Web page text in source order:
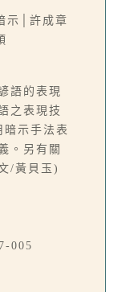
示│許成章
語的表現
之表現技
示手法表
。另有關
/黃貝玉)
005